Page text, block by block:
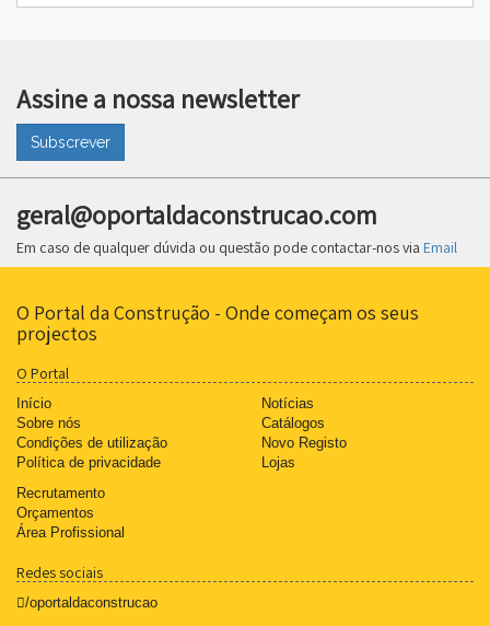
Assine a nossa newsletter
Subscrever
geral@oportaldaconstrucao.com
Em caso de qualquer dúvida ou questão pode contactar-nos via Email
O Portal da Construção - Onde começam os seus
projectos
O Portal
Início
Sobre nós
Condições de utilização
Política de privacidade
Notícias
Catálogos
Novo Registo
Lojas
Recrutamento
Orçamentos
Área Profissional
Redes sociais
/oportaldaconstrucao